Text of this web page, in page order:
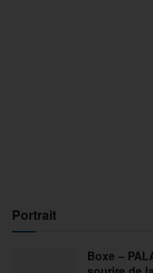
Portrait
Boxe –